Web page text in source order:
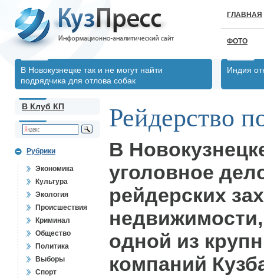
ГЛАВНАЯ
ФОТО
В Новокузнецке так и не могут найти
подрядчика для отлова собак
Индия
В Клуб КП
Рубрики
Экономика
Культура
Экология
Происшествия
Криминал
Общество
Политика
Выборы
Спорт
Рейдерство
В
уголовное
рейдерских
одной из
компаний